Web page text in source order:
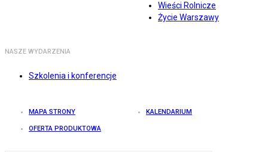
Wieści Rolnicze
Życie Warszawy
NASZE WYDARZENIA
Szkolenia i konferencje
MAPA STRONY KALENDARIUM
OFERTA PRODUKTOWA